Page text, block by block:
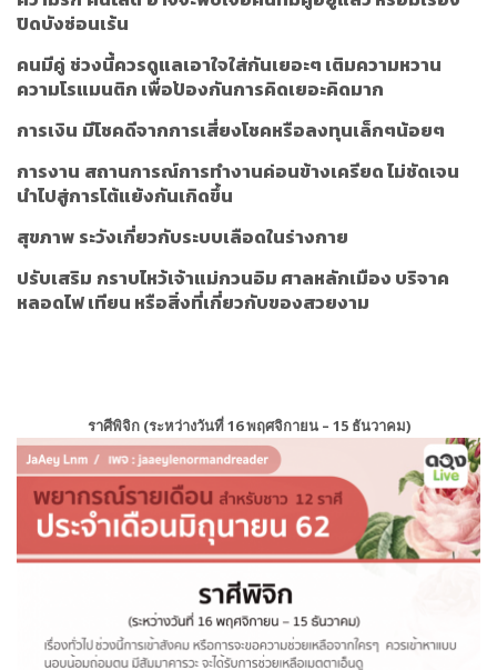
ปิดบังซ่อนเร้น
คนมีคู่ ช่วงนี้ควรดูแลเอาใจใส่กันเยอะๆ เติมความหวาน
ความโรแมนติก เพื่อป้องกันการคิดเยอะคิดมาก
การเงิน มีโชคดีจากการเสี่ยงโชคหรือลงทุนเล็กๆน้อยๆ
การงาน สถานการณ์การทำงานค่อนข้างเครียด ไม่ชัดเจน
นำไปสู่การโต้แย้งกันเกิดขึ้น
สุขภาพ ระวังเกี่ยวกับระบบเลือดในร่างกาย
ปรับเสริม กราบไหว้เจ้าแม่กวนอิม ศาลหลักเมือง บริจาค
หลอดไฟ เทียน หรือสิ่งที่เกี่ยวกับของสวยงาม
ราศีพิจิก (ระหว่างวันที่ 16 พฤศจิกายน – 15 ธันวาคม)